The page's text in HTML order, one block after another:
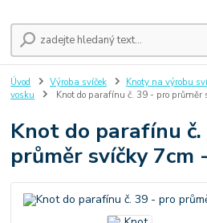
Úvod Výroba svíček Knoty na výrobu
vosku
Knot do parafínu č. 39 - pro
Knot do parafínu
průměr svíčky 7cm